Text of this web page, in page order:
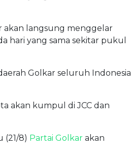
akan langsung menggelar
hari yang sama sekitar pukul
Golkar seluruh Indonesia
akan kumpul di JCC dan
(21/8) Partai Golkar akan